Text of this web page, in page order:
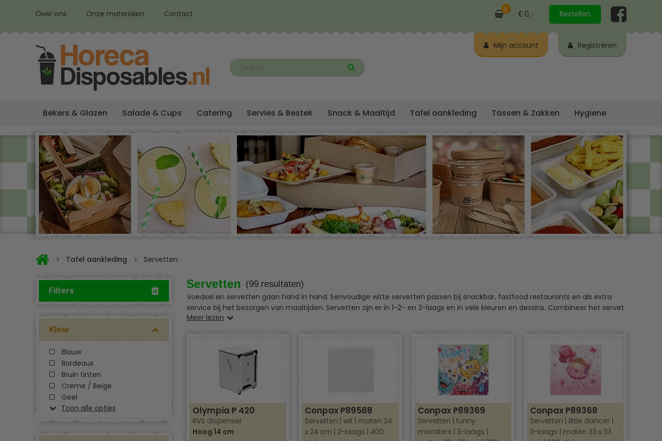
Over ons Onze materialen Contact 0 € 0,- Bestellen
Mijn account Registreren
Bekers & Glazen Salade & Cups Catering Servies & Bestek Snack & Maaltijd Tafel aankleding Tassen & Zakken Hygiene
Tafel aankleding Servetten
Filters
Kleur
Blauw
Bordeaux
Bruin tinten
Creme / Beige
Geel
Toon alle opties
Servetten (99 resultaten)
Voedsel en servetten gaan hand in hand. Eenvoudige witte servetten passen bij snackbar, fastfood restaurants en als extra
service bij het bezorgen van maaltijden. Servetten zijn er in 1-2- en 3-laags en in vele kleuren en dessins. Combineer het servet
met tafelkleed of placemat.
er zeker iets passend bij het interieur of thema. Servetten zijn onmisbaar voor restaurants, snackbar, take-away en
evenementen.
Ontdek onze kleurrijke collectie servetten, perfect om een vleugje vrolijkheid toe te voegen aan elke gelegenheid. Van
schattige dierenprints tot levendige bloemen en smakelijk eten, onze servetten zijn verkrijgbaar in een verscheidenheid aan
ontwerpen die de tafeldecoratie opfleuren.
Dierenprints voor een speels tintje
Laat je verrassen door onze selectie servetten met schattige dierenprints. Of je nu een liefhebber bent van kittens, puppy's,
vogelsof exotische dieren, we hebben voor elk wat wils om je tafelsetting op te fleuren.
Meer lezen
Olympia P 420
RVS dispenser
Hoog 14 cm
Conpax P89588
Servetten | wit | maten 24
x 24 cm | 2-laags | 400
Conpax P89369
Servetten | funny
monsters | 3-laags |
Conpax P89368
Servetten | little dancer |
3-laags | maten 33 x 33